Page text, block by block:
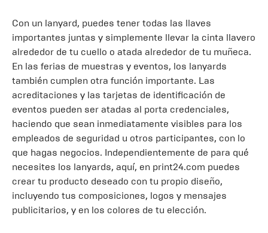
Con un lanyard, puedes tener todas las llaves
importantes juntas y simplemente llevar la cinta llavero
alrededor de tu cuello o atada alrededor de tu muñeca.
En las ferias de muestras y eventos, los lanyards
también cumplen otra función importante. Las
acreditaciones y las tarjetas de identificación de
eventos pueden ser atadas al porta credenciales,
haciendo que sean inmediatamente visibles para los
empleados de seguridad u otros participantes, con lo
que hagas negocios. Independientemente de para qué
necesites los lanyards, aquí, en print24.com puedes
crear tu producto deseado con tu propio diseño,
incluyendo tus composiciones, logos y mensajes
publicitarios, y en los colores de tu elección.